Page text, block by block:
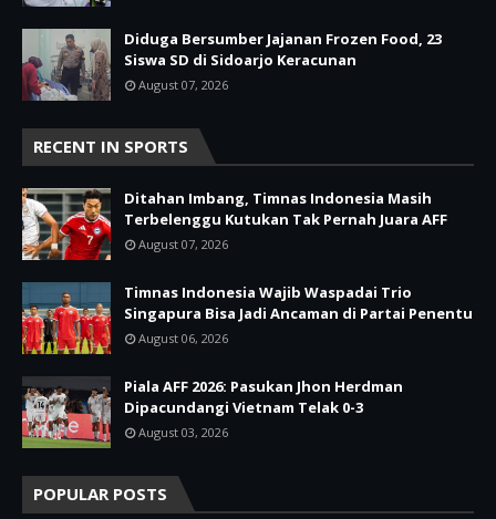
Diduga Bersumber Jajanan Frozen Food, 23
Siswa SD di Sidoarjo Keracunan
August 07, 2026
RECENT IN SPORTS
Ditahan Imbang, Timnas Indonesia Masih
Terbelenggu Kutukan Tak Pernah Juara AFF
August 07, 2026
Timnas Indonesia Wajib Waspadai Trio
Singapura Bisa Jadi Ancaman di Partai Penentu
August 06, 2026
Piala AFF 2026: Pasukan Jhon Herdman
Dipacundangi Vietnam Telak 0-3
August 03, 2026
POPULAR POSTS